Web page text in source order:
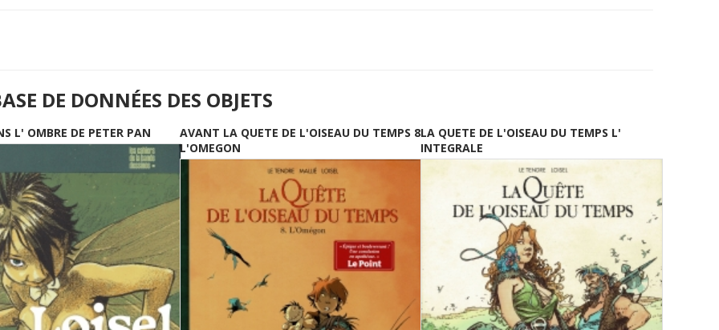
DE DONNÉES DES OBJETS
L' OMBRE DE PETER PAN
AVANT LA QUETE DE L'OISEAU DU TEMPS 8
L'OMEGON
LA QUETE DE L'OISEAU DU TEMPS L'
INTEGRALE